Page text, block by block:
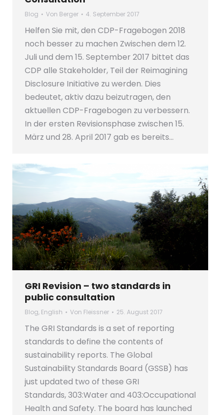
Blog Von Berger 4. September 2017
Helfen Sie mit, den CDP-Fragebogen 2018
noch besser zu machen Zwischen dem 12.
Juli und dem 15. September 2017 bittet das
CDP alle Stakeholder, Teil der Reimagining
Disclosure Initiative zu werden. Dies
bedeutet, aktiv dazu beizutragen, den
aktuellen CDP-Fragebogen zu verbessern.
In der ersten Revisionsphase zwischen 15.
März und 28. April 2017 gab es bereits…
GRI Revision – two standards in
public consultation
Blog, English Von Fleissner 25. August 2017
The GRI Standards is a set of reporting
standards to define the contents of
sustainability reports. The Global
Sustainability Standards Board (GSSB) has
just updated two of these GRI
Standards, 303:Water and 403:Occupational
Health and Safety. The board has launched